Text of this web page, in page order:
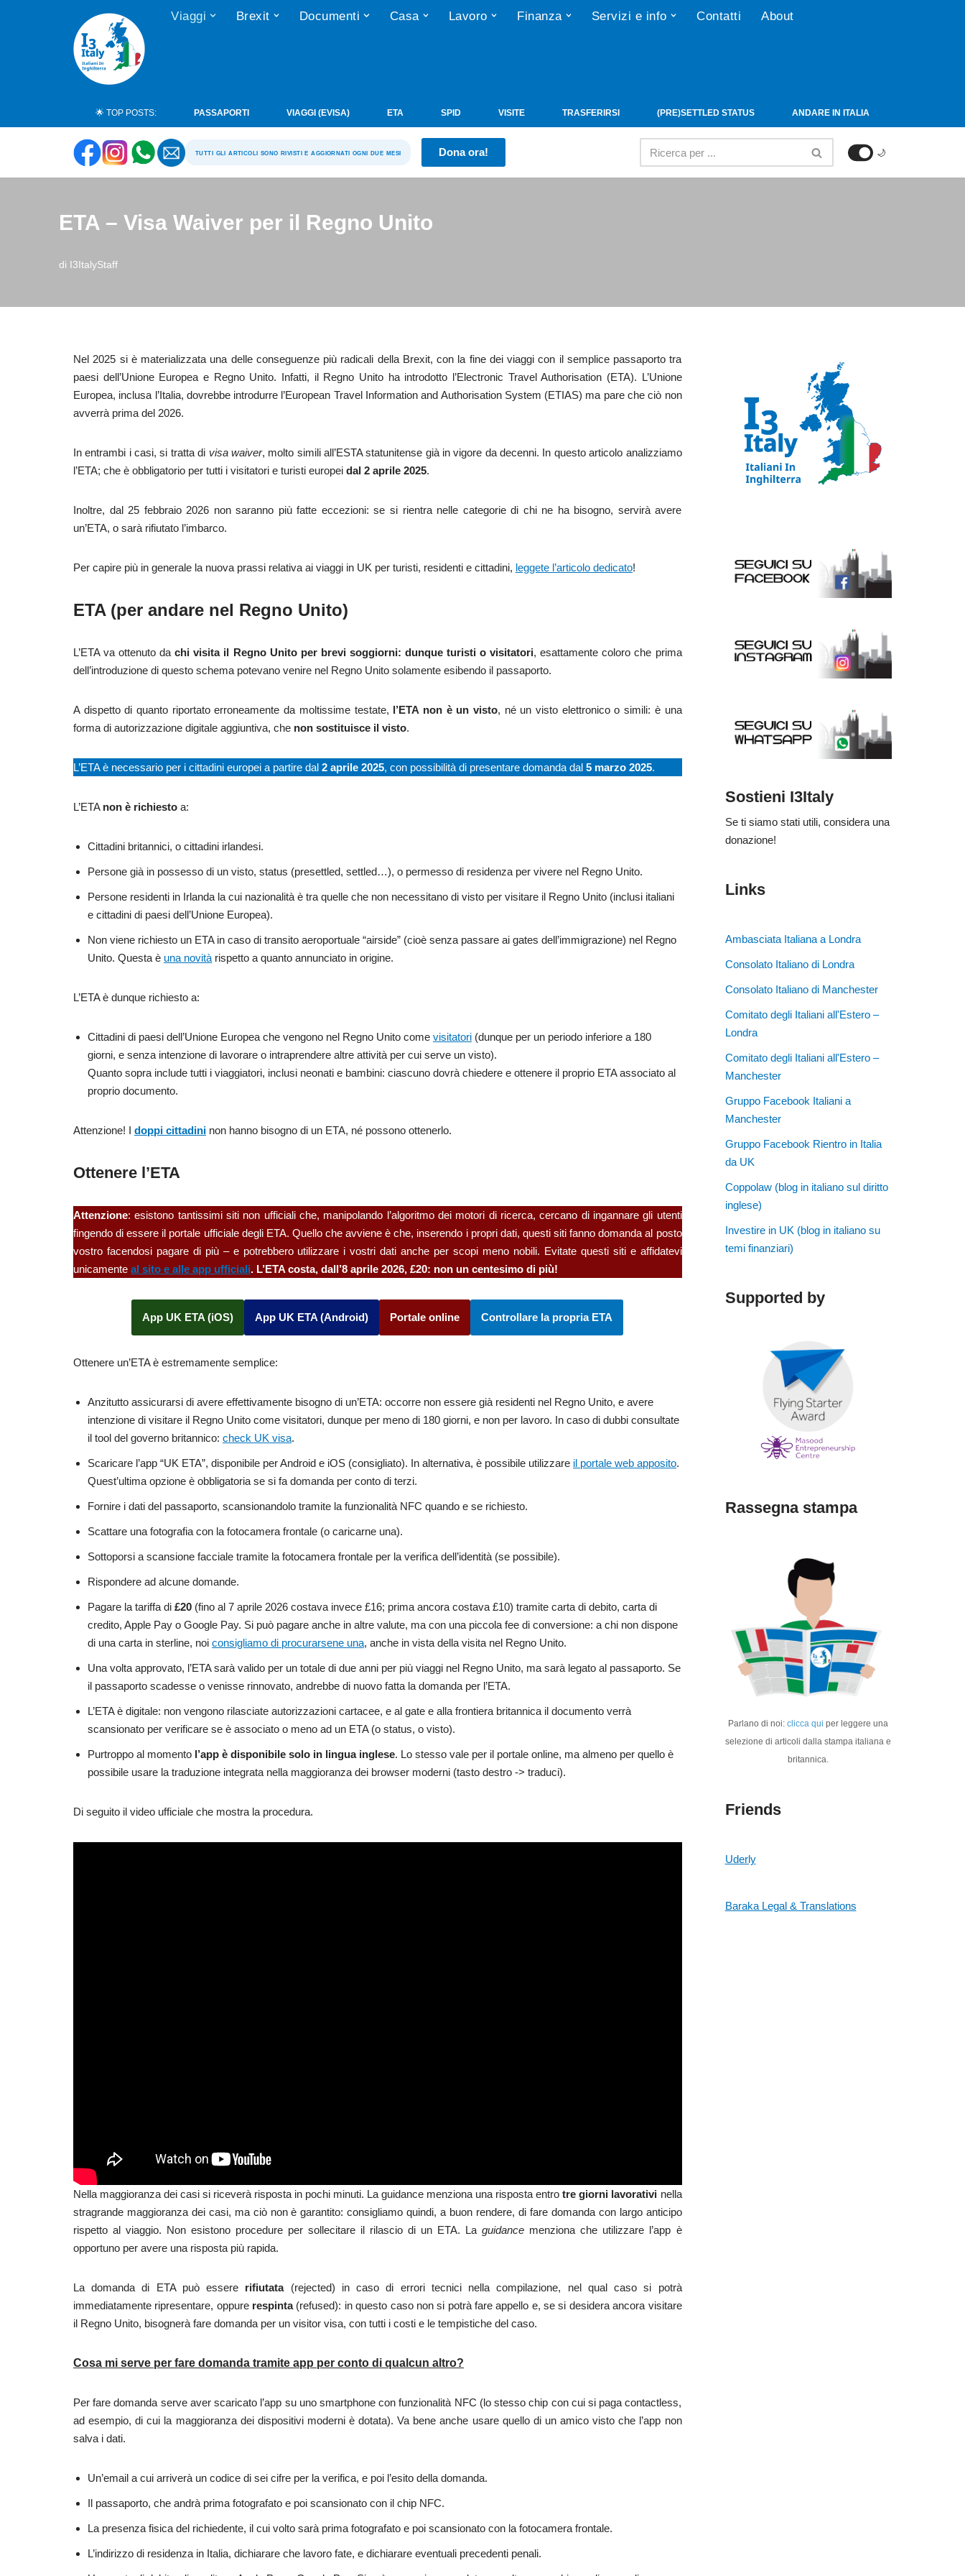
Viaggi Brexit Documenti Casa Lavoro Finanza Servizi e info Contatti About
🌟 TOP POSTS: PASSAPORTI VIAGGI (EVISA) ETA SPID VISITE TRASFERIRSI (PRE)SETTLED STATUS ANDARE IN ITALIA
tutti gli articoli sono rivisti e aggiornati ogni due mesi Dona ora! 🌙
ETA – Visa Waiver per il Regno Unito
di I3ItalyStaff
Nel 2025 si è materializzata una delle conseguenze più radicali della Brexit, con la fine dei viaggi con il semplice passaporto tra
paesi dell’Unione Europea e Regno Unito. Infatti, il Regno Unito ha introdotto l’Electronic Travel Authorisation (ETA). L’Unione
Europea, inclusa l’Italia, dovrebbe introdurre l’European Travel Information and Authorisation System (ETIAS) ma pare che ciò non
avverrà prima del 2026.
In entrambi i casi, si tratta di visa waiver, molto simili all’ESTA statunitense già in vigore da decenni. In questo articolo analizziamo
l’ETA; che è obbligatorio per tutti i visitatori e turisti europei dal 2 aprile 2025.
Inoltre, dal 25 febbraio 2026 non saranno più fatte eccezioni: se si rientra nelle categorie di chi ne ha bisogno, servirà avere
un’ETA, o sarà rifiutato l’imbarco.
Per capire più in generale la nuova prassi relativa ai viaggi in UK per turisti, residenti e cittadini, leggete l’articolo dedicato!
ETA (per andare nel Regno Unito)
L’ETA va ottenuto dachi visita il Regno Unito per brevi soggiorni: dunque turisti o visitatori, esattamente coloro che prima
dell’introduzione di questo schema potevano venire nel Regno Unito solamente esibendo il passaporto.
A dispetto di quanto riportato erroneamente da moltissime testate, l’ETA non è un visto, né un visto elettronico o simili: è una
forma di autorizzazione digitale aggiuntiva, che non sostituisce il visto.
L’ETA è necessario per i cittadini europei a partire dal 2 aprile 2025, con possibilità di presentare domanda dal 5 marzo 2025.
L’ETA non è richiesto a:
Cittadini britannici, o cittadini irlandesi.
Persone già in possesso di un visto, status (presettled, settled…), o permesso di residenza per vivere nel Regno Unito.
Persone residenti in Irlanda la cui nazionalità è tra quelle che non necessitano di visto per visitare il Regno Unito (inclusi italiani
e cittadini di paesi dell’Unione Europea).
Non viene richiesto un ETA in caso di transito aeroportuale “airside” (cioè senza passare ai gates dell’immigrazione) nel Regno
Unito. Questa è una novità rispetto a quanto annunciato in origine.
L’ETA è dunque richiesto a:
Cittadini di paesi dell’Unione Europea che vengono nel Regno Unito come visitatori (dunque per un periodo inferiore a 180
giorni, e senza intenzione di lavorare o intraprendere altre attività per cui serve un visto).
Quanto sopra include tutti i viaggiatori, inclusi neonati e bambini: ciascuno dovrà chiedere e ottenere il proprio ETA associato al
proprio documento.
Attenzione! I doppi cittadini non hanno bisogno di un ETA, né possono ottenerlo.
Ottenere l’ETA
Attenzione: esistono tantissimi siti non ufficiali che, manipolando l’algoritmo dei motori di ricerca, cercano di ingannare gli utenti
fingendo di essere il portale ufficiale degli ETA. Quello che avviene è che, inserendo i propri dati, questi siti fanno domanda al posto
vostro facendosi pagare di più – e potrebbero utilizzare i vostri dati anche per scopi meno nobili. Evitate questi siti e affidatevi
unicamente al sito e alle app ufficiali. L’ETA costa, dall’8 aprile 2026, £20: non un centesimo di più!
App UK ETA (iOS) App UK ETA (Android) Portale online Controllare la propria ETA
Ottenere un’ETA è estremamente semplice:
Anzitutto assicurarsi di avere effettivamente bisogno di un’ETA: occorre non essere già residenti nel Regno Unito, e avere
intenzione di visitare il Regno Unito come visitatori, dunque per meno di 180 giorni, e non per lavoro. In caso di dubbi consultate
il tool del governo britannico: check UK visa.
Scaricare l’app “UK ETA”, disponibile per Android e iOS (consigliato). In alternativa, è possibile utilizzare il portale web apposito.
Quest’ultima opzione è obbligatoria se si fa domanda per conto di terzi.
Fornire i dati del passaporto, scansionandolo tramite la funzionalità NFC quando e se richiesto.
Scattare una fotografia con la fotocamera frontale (o caricarne una).
Sottoporsi a scansione facciale tramite la fotocamera frontale per la verifica dell’identità (se possibile).
Rispondere ad alcune domande.
Pagare la tariffa di £20 (fino al 7 aprile 2026 costava invece £16; prima ancora costava £10) tramite carta di debito, carta di
credito, Apple Pay o Google Pay. Si può pagare anche in altre valute, ma con una piccola fee di conversione: a chi non dispone
di una carta in sterline, noi consigliamo di procurarsene una, anche in vista della visita nel Regno Unito.
Una volta approvato, l’ETA sarà valido per un totale di due anni per più viaggi nel Regno Unito, ma sarà legato al passaporto. Se
il passaporto scadesse o venisse rinnovato, andrebbe di nuovo fatta la domanda per l’ETA.
L’ETA è digitale: non vengono rilasciate autorizzazioni cartacee, e al gate e alla frontiera britannica il documento verrà
scansionato per verificare se è associato o meno ad un ETA (o status, o visto).
Purtroppo al momento l’app è disponibile solo in lingua inglese. Lo stesso vale per il portale online, ma almeno per quello è
possibile usare la traduzione integrata nella maggioranza dei browser moderni (tasto destro -> traduci).
Di seguito il video ufficiale che mostra la procedura.
Nella maggioranza dei casi si riceverà risposta in pochi minuti. La guidance menziona una risposta entrotre giorni lavorativi nella
stragrande maggioranza dei casi, ma ciò non è garantito: consigliamo quindi, a buon rendere, di fare domanda con largo anticipo
rispetto al viaggio. Non esistono procedure per sollecitare il rilascio di un ETA. Laguidance menziona che utilizzare l’app è
opportuno per avere una risposta più rapida.
La domanda di ETA può essere rifiutata(rejected) in caso di errori tecnici nella compilazione, nel qual caso si potrà
immediatamente ripresentare, oppure respinta(refused): in questo caso non si potrà fare appello e, se si desidera ancora visitare
il Regno Unito, bisognerà fare domanda per un visitor visa, con tutti i costi e le tempistiche del caso.
Cosa mi serve per fare domanda tramite app per conto di qualcun altro?
Per fare domanda serve aver scaricato l’app su uno smartphone con funzionalità NFC (lo stesso chip con cui si paga contactless,
ad esempio, di cui la maggioranza dei dispositivi moderni è dotata). Va bene anche usare quello di un amico visto che l’app non
salva i dati.
Un’email a cui arriverà un codice di sei cifre per la verifica, e poi l’esito della domanda.
Il passaporto, che andrà prima fotografato e poi scansionato con il chip NFC.
La presenza fisica del richiedente, il cui volto sarà prima fotografato e poi scansionato con la fotocamera frontale.
L’indirizzo di residenza in Italia, dichiarare che lavoro fate, e dichiarare eventuali precedenti penali.
Sostieni I3Italy
Se ti siamo stati utili, considera una
donazione!
Links
Ambasciata Italiana a Londra
Consolato Italiano di Londra
Consolato Italiano di Manchester
Comitato degli Italiani all'Estero –
Londra
Comitato degli Italiani all'Estero –
Manchester
Gruppo Facebook Italiani a
Manchester
Gruppo Facebook Rientro in Italia
da UK
Coppolaw (blog in italiano sul diritto
inglese)
Investire in UK (blog in italiano su
temi finanziari)
Supported by
Rassegna stampa
Parlano di noi:clicca qui per leggere una
selezione di articoli dalla stampa italiana e
britannica.
Friends
Uderly
Baraka Legal & Translations